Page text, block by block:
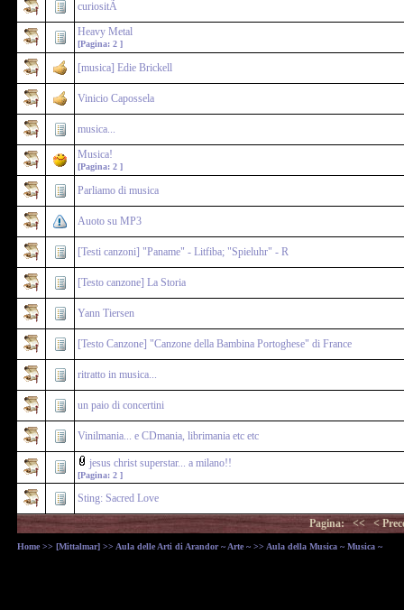
curiositÃ
Heavy Metal
[Pagina: 2 ]
[musica] Edie Brickell
Vinicio Capossela
musica...
Musica!
[Pagina: 2 ]
Parliamo di musica
Auoto su MP3
[Testi canzoni] "Paname" - Litfiba; "Spieluhr" - R
[Testo canzone] La Storia
Yann Tiersen
[Testo Canzone] "Canzone della Bambina Portoghese" di France
ritratto in musica...
un paio di concertini
Vinilmania... e CDmania, librimania etc etc
jesus christ superstar... a milano!!
[Pagina: 2 ]
Sting: Sacred Love
Pagina: << <
Home >> [Mittalmar] >> Aula delle Arti di Arandor ~ Arte ~ >> Aula della Musica ~ Musica ~